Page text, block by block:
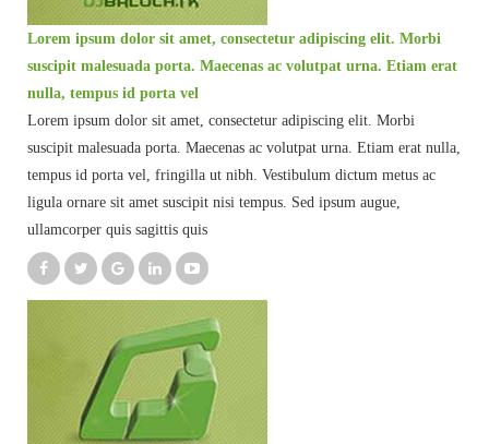
Lorem ipsum dolor sit amet, consectetur adipiscing elit. Morbi
suscipit malesuada porta. Maecenas ac volutpat urna. Etiam erat
nulla, tempus id porta vel
Lorem ipsum dolor sit amet, consectetur adipiscing elit. Morbi
suscipit malesuada porta. Maecenas ac volutpat urna. Etiam erat nulla,
tempus id porta vel, fringilla ut nibh. Vestibulum dictum metus ac
ligula ornare sit amet suscipit nisi tempus. Sed ipsum augue,
ullamcorper quis sagittis quis